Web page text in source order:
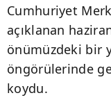
Cumhuriyet
açıklanan
önümüzdeki bir
öngörülerinde
koydu.